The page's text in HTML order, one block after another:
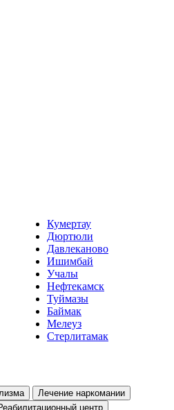
Кумертау
Дюртюли
Давлеканово
Ишимбай
Учалы
Нефтекамск
Туймазы
Баймак
Мелеуз
Стерлитамак
Лечение наркомании
центр